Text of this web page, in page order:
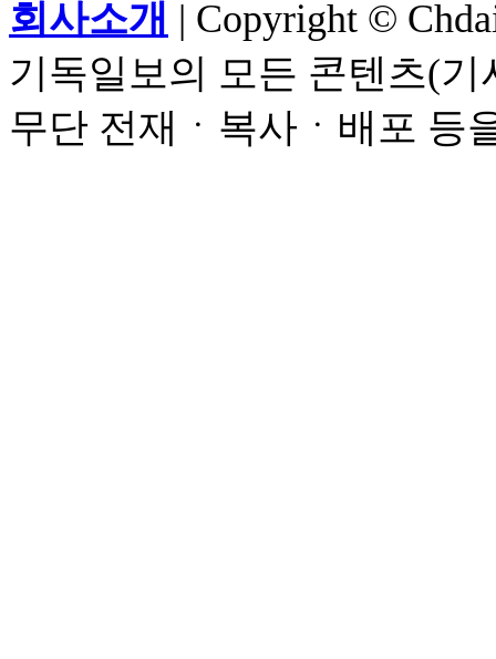
회사소개 | Copyright ©
기독일보의 모든 콘텐츠(
무단 전재ㆍ복사ㆍ배포 등